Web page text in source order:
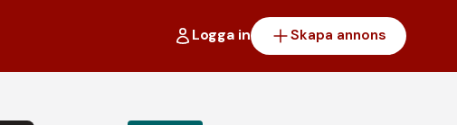
Logga in Skapa annons